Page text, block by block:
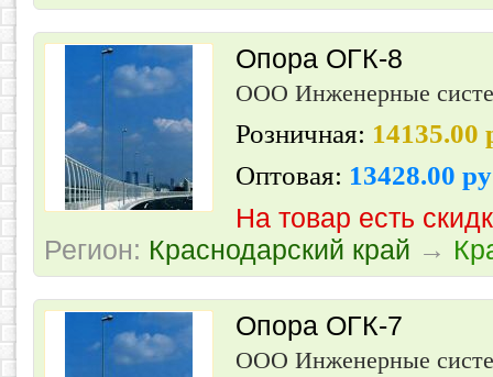
Опора ОГК-8
ООО Инженерные
Розничная: 14135.00
Оптовая: 13428.00
На товар есть
Регион: Краснодарский край →
Опора ОГК-7
ООО Инженерные